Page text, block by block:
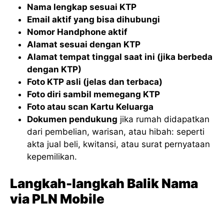
Nama lengkap sesuai KTP
Email aktif yang bisa dihubungi
Nomor Handphone aktif
Alamat sesuai dengan KTP
Alamat tempat tinggal saat ini (jika berbeda
dengan KTP)
Foto KTP asli (jelas dan terbaca)
Foto diri sambil memegang KTP
Foto atau scan Kartu Keluarga
Dokumen pendukung jika rumah didapatkan
dari pembelian, warisan, atau hibah: seperti
akta jual beli, kwitansi, atau surat pernyataan
kepemilikan.
Langkah-langkah Balik Nama
via PLN Mobile